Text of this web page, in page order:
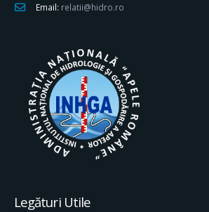
Email: relatii@hidro.ro
Legături Utile